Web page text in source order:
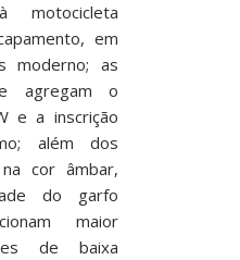
motocicleta
em
moderno; as
agregam o
e a inscrição
além dos
cor âmbar,
do garfo
maior
de baixa